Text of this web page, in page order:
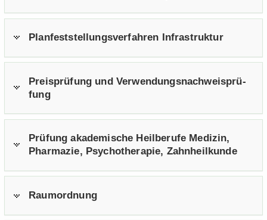
Plan­fest­stel­lungs­ver­fah­ren In­fra­struk­tur
Preis­prü­fung und Ver­wen­dungs­nach­weis­prü­
fung
Prü­fung aka­de­mi­sche Heil­be­ru­fe Me­di­zin,
Phar­ma­zie, Psy­cho­the­ra­pie, Zahn­heil­kun­de
Raum­ord­nung